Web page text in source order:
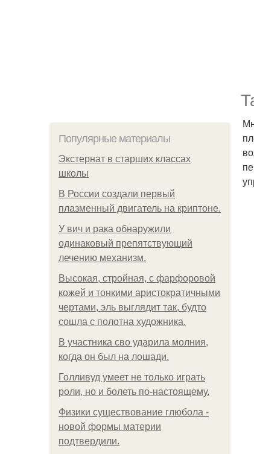
Популярные материалы
Экстернат в старших классах
школы
В России создали первый
плазменный двигатель на криптоне.
У вич и рака обнаружили
одинаковый препятствующий
лечению механизм.
Высокая, стройная, с фарфоровой
кожей и тонкими аристократичными
чертами, эль выглядит так, будто
сошла с полотна художника.
В участника сво ударила молния,
когда он был на лошади.
Голливуд умеет не только играть
роли, но и болеть по-настоящему.
Физики существование глюбола -
новой формы материи
подтвердили.